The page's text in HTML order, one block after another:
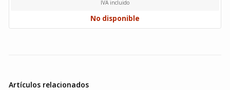
IVA incluido
No disponible
Artículos relacionados